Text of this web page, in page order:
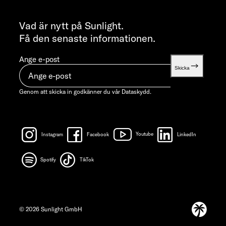
info@sunlight.de
Vad är nytt på Sunlight.
Få den senaste informationen.
Ange e-post
Skicka
Genom att skicka in godkänner du vår Dataskydd.
Instagram Facebook Youtube LinkedIn
Spotify TikTok
© 2026 Sunlight GmbH